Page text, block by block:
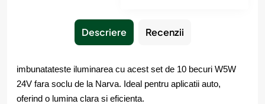
Descriere Recenzii
imbunatateste iluminarea cu acest set de 10 becuri W5W
24V fara soclu de la Narva. Ideal pentru aplicatii auto,
oferind o lumina clara si eficienta.